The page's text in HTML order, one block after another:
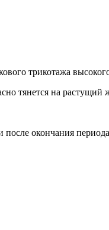
трикотажа
тянется на растущий
окончания